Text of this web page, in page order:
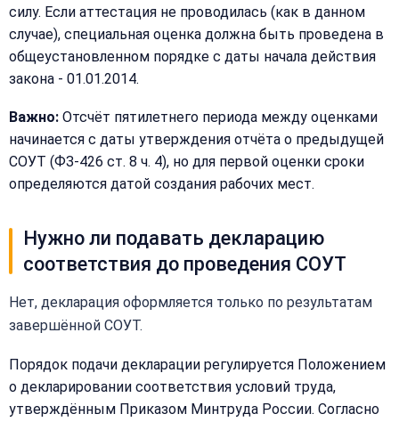
силу. Если аттестация не проводилась (как в данном
случае), специальная оценка должна быть проведена в
общеустановленном порядке с даты начала действия
закона - 01.01.2014.
Важно: Отсчёт пятилетнего периода между оценками
начинается с даты утверждения отчёта о предыдущей
СОУТ (ФЗ-426 ст. 8 ч. 4), но для первой оценки сроки
определяются датой создания рабочих мест.
Нужно ли подавать декларацию
соответствия до проведения СОУТ
Нет, декларация оформляется только по результатам
завершённой СОУТ.
Порядок подачи декларации регулируется Положением
о декларировании соответствия условий труда,
утверждённым Приказом Минтруда России. Согласно